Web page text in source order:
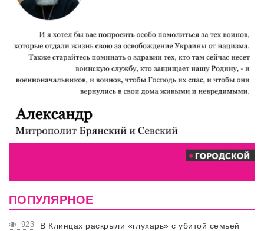
ПОПУЛЯРНОЕ
923
В Клинцах раскрыли «глухарь» с убитой семьей